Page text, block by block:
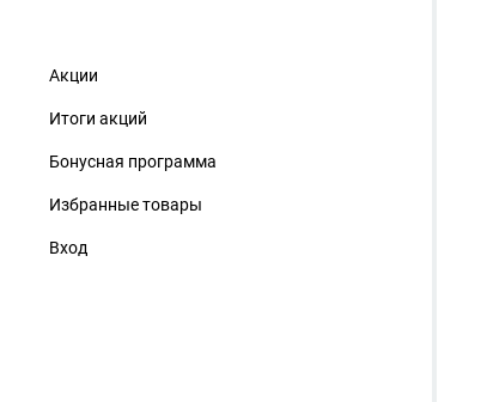
Акции
Итоги акций
Бонусная программа
Избранные товары
Вход